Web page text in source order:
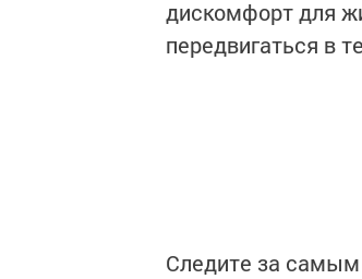
дискомфорт для
передвигаться в
Следите за